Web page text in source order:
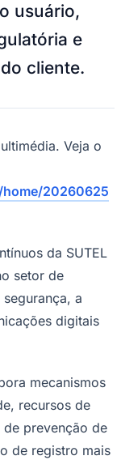
usuário,
e
cliente.
Veja o
20260625
da SUTEL
setor de
a
digitais
mecanismos
recursos de
prevenção de
de registro mais